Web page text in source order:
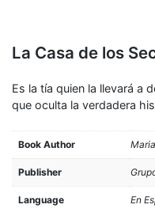
La Casa de los
Es la tía quien la llevará a
que oculta la verdadera
Book Author
Publisher
Language En